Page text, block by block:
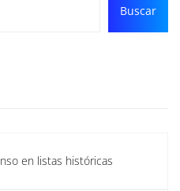
Buscar
en listas históricas